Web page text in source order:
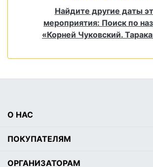
Найдите другие даты
мероприятия: Поиск по
«Корней Чуковский.
О НАС
ПОКУПАТЕЛЯМ
ОРГАНИЗАТОРАМ